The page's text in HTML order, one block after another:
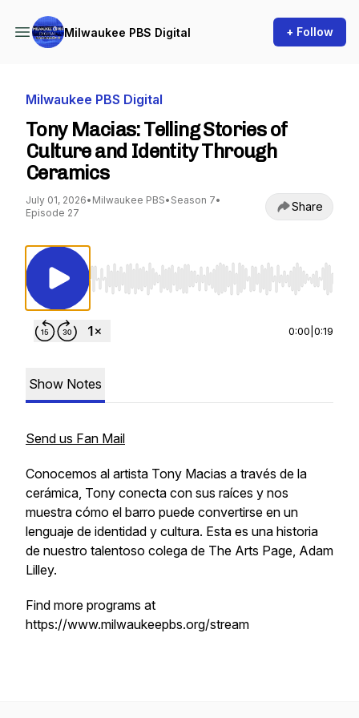
Milwaukee PBS Digital + Follow
Milwaukee PBS Digital
Tony Macias: Telling Stories of
Culture and Identity Through
Ceramics
July 01, 2026• Milwaukee PBS• Season 7•
Episode 27
Share
Use Left/Right to seek, Home/End to jump
0:00 0:19
Show Notes
Send us Fan Mail
Conocemos al artista Tony Macias a través de la
cerámica, Tony conecta con sus raíces y nos
muestra cómo el barro puede convertirse en un
lenguaje de identidad y cultura. Esta es una historia
de nuestro talentoso colega de The Arts Page, Adam
Lilley.
Find more programs at
https://www.milwaukeepbs.org/stream